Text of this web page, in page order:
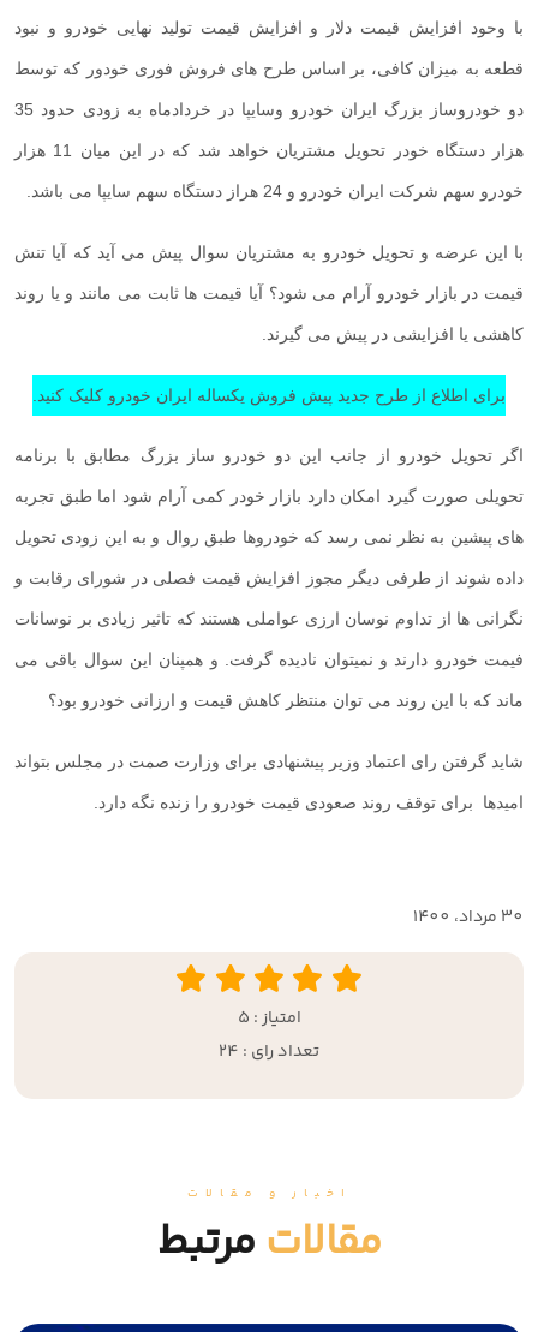
با وحود افزایش قیمت دلار و افزایش قیمت تولید نهایی خودرو و نبود
قطعه به میزان کافی، بر اساس طرح های فروش فوری خودور که توسط
دو خودروساز بزرگ ایران خودرو وسایپا در خردادماه به زودی حدود 35
هزار دستگاه خودر تحویل مشتریان خواهد شد که در این میان 11 هزار
خودرو سهم شرکت ایران خودرو و 24 هراز دستگاه سهم سایپا می باشد.
با این عرضه و تحویل خودرو به مشتریان سوال پیش می آید که آیا تنش
قیمت در بازار خودرو آرام می شود؟ آیا قیمت ها ثابت می مانند و یا روند
کاهشی یا افزایشی در پیش می گیرند.
برای اطلاع از طرح جدید پیش فروش یکساله ایران خودرو کلیک کنید.
اگر تحویل خودرو از جانب این دو خودرو ساز بزرگ مطابق با برنامه
تحویلی صورت گیرد امکان دارد بازار خودر کمی آرام شود اما طبق تجربه
های پیشین به نظر نمی رسد که خودروها طبق روال و به این زودی تحویل
داده شوند از طرفی دیگر مجوز افزایش قیمت فصلی در شورای رقابت و
نگرانی ها از تداوم نوسان ارزی عواملی هستند که تاثیر زیادی بر نوسانات
فیمت خودرو دارند و نمیتوان نادیده گرفت. و همپنان این سوال باقی می
ماند که با این روند می توان منتظر کاهش قیمت و ارزانی خودرو بود؟
شاید گرفتن رای اعتماد وزیر پیشنهادی برای وزارت صمت در مجلس بتواند
امیدها برای توقف روند صعودی قیمت خودرو را زنده نگه دارد.
30 مرداد، 1400
امتیاز : 5
تعداد رای : 24
اخبار و مقالات
مقالات مرتبط